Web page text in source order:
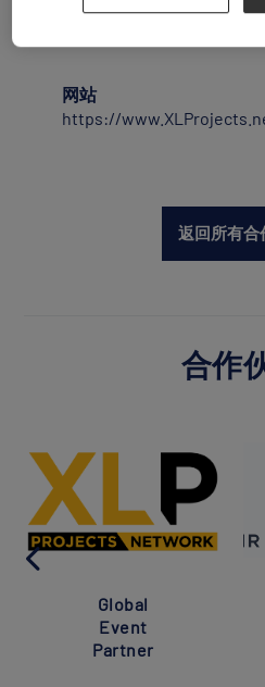
丰富，在优先考虑优质合
网站
https://
返回所有合
合作
Global
Event
Partner